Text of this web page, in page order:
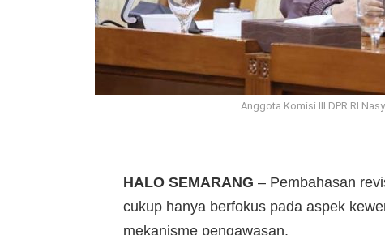
Anggota Komisi III DPR RI
HALO SEMARANG – Pembahasan
cukup hanya berfokus pada aspek
mekanisme pengawasan.